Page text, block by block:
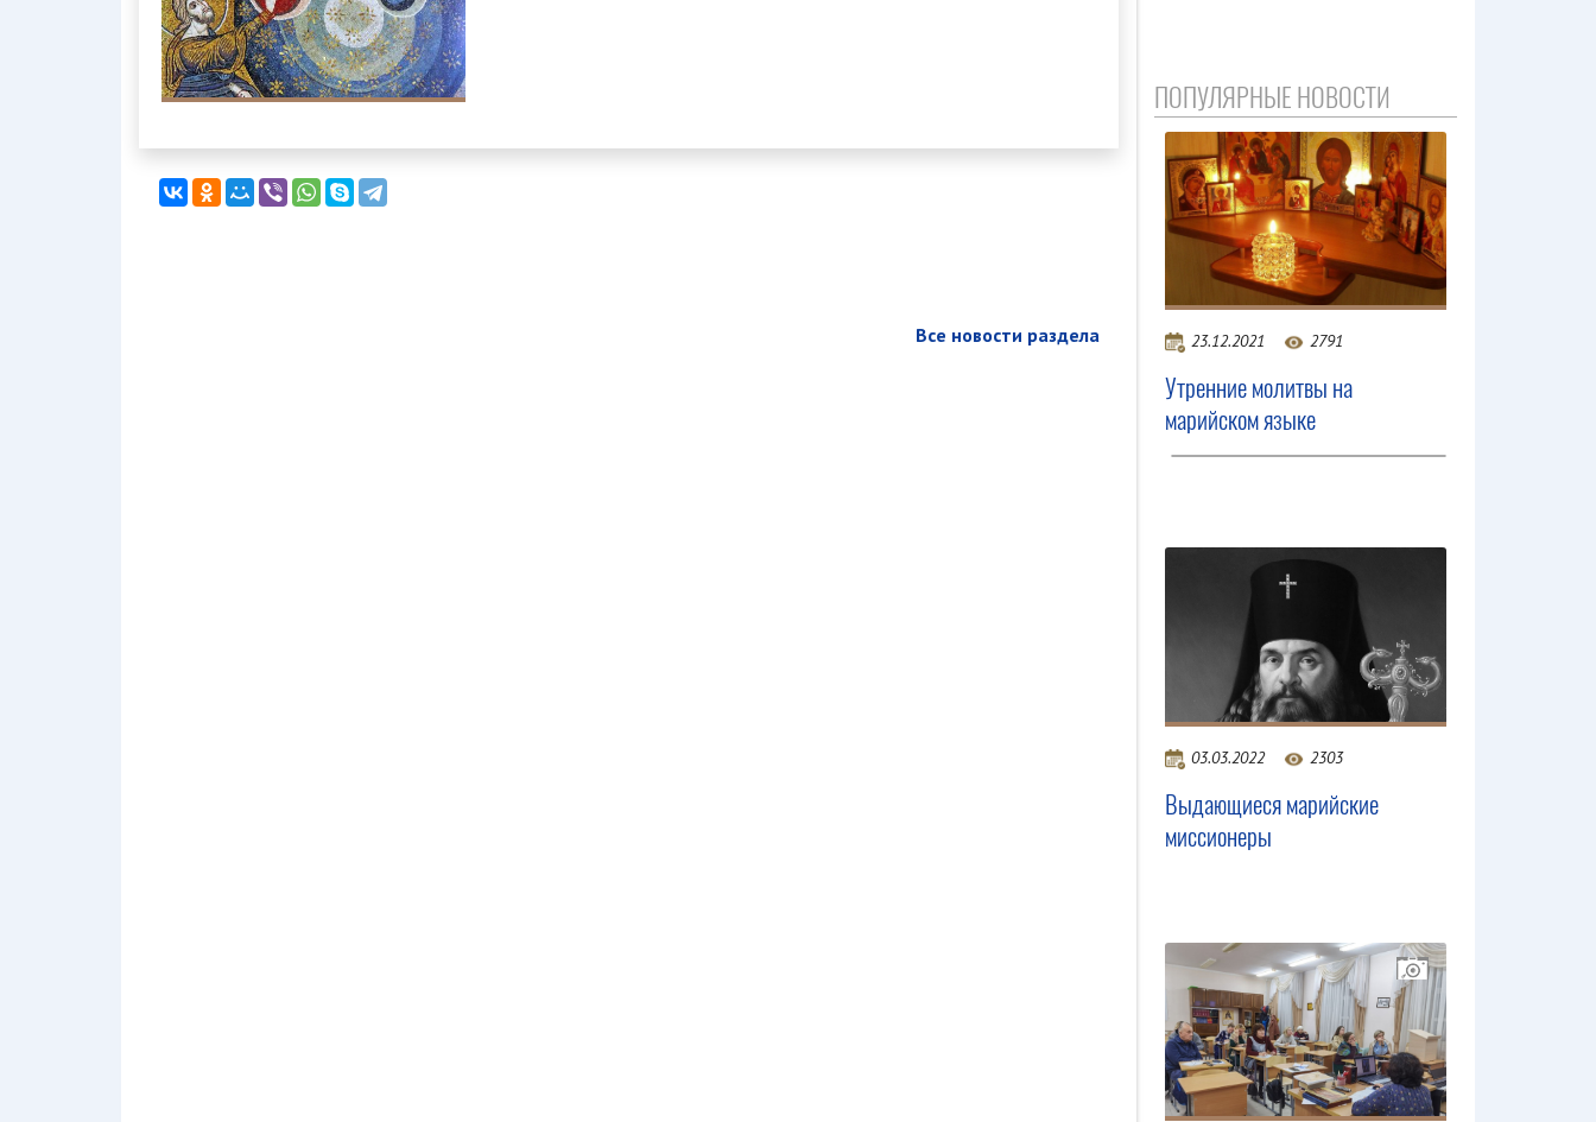
Все новости раздела
ПОПУЛЯРНЫЕ НОВОСТИ
23.12.2021 2791
Утренние молитвы на
марийском языке
03.03.2022 2303
Выдающиеся марийские
миссионеры